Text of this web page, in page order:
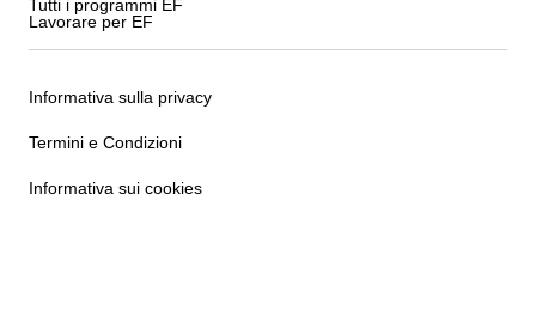
Tutti i programmi EF
Lavorare per EF
Informativa sulla privacy
Termini e Condizioni
Informativa sui cookies